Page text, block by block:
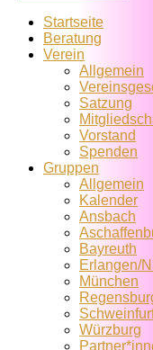
Startseite
Beratung
Verein
Allgemein
Satzung
Vorstand
Spenden
Gruppen
Allgemein
Kalender
Ansbach
Bayreuth
Erlangen/
München
Würzburg